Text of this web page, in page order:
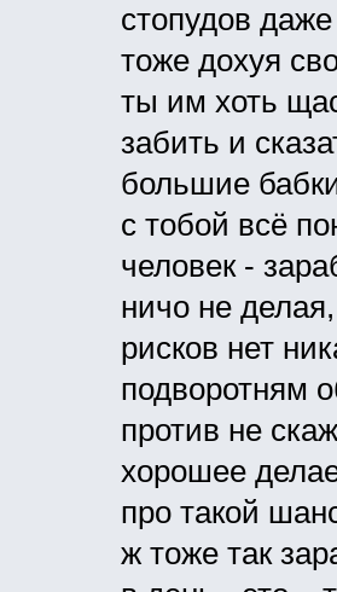
стопудов
тоже дохуя
ты им хоть
забить и
большие
с тобой всё
человек -
ничо не
рисков нет
подворотням
против не
хорошее
про такой
ж тоже так